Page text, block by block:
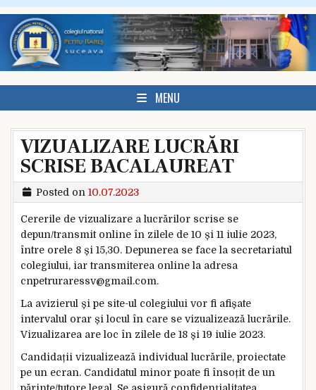
Skip to content
MENU
VIZUALIZARE LUCRĂRI
SCRISE BACALAUREAT
Posted on 10.07.2023
Cererile de vizualizare a lucrărilor scrise se
depun/transmit online în zilele de 10 și 11 iulie 2023,
între orele 8 și 15,30. Depunerea se face la secretariatul
colegiului, iar transmiterea online la adresa
cnpetruraressv@gmail.com.
La avizierul și pe site-ul colegiului vor fi afișate
intervalul orar și locul în care se vizualizează lucrările.
Vizualizarea are loc în zilele de 18 și 19 iulie 2023.
Candidații vizualizează individual lucrările, proiectate
pe un ecran. Candidatul minor poate fi însoțit de un